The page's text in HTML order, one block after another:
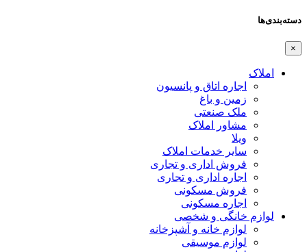
دسته‌بندی‌ها
×
املاک
اجاره اتاق و پانسیون
زمین و باغ
ملک صنعتی
مشاور املاک
ویلا
سایر خدمات املاک
فروش اداری و تجاری
اجاره اداری و تجاری
فروش مسکونی
اجاره مسکونی
لوازم خانگی و شخصی
لوازم خانه و آشپزخانه
لوازم موسیقی